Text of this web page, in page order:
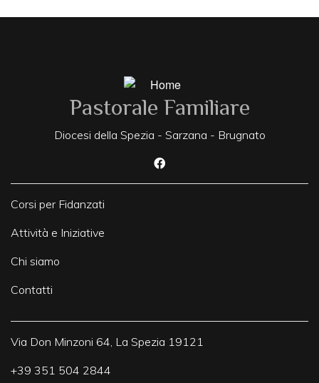
Pastorale Familiare
Diocesi della Spezia - Sarzana - Brugnato
Corsi per Fidanzati
Attività e Iniziative
Chi siamo
Contatti
Via Don Minzoni 64, La Spezia 19121
+39 351 504 2844